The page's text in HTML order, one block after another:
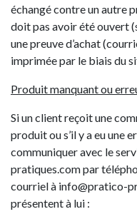
échangé contre un autre
doit pas avoir été ouvert
une preuve d’achat
imprimée par le biais du
Produit manquant ou
Si un client reçoit une
produit ou s’il y a eu une
communiquer avec le
pratiques.com par
courriel à info@pratico-
présentent à lui :